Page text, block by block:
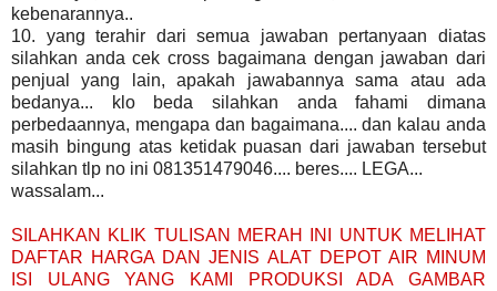
kebenarannya..
10. yang terahir dari semua jawaban pertanyaan diatas
silahkan anda cek cross bagaimana dengan jawaban dari
penjual yang lain, apakah jawabannya sama atau ada
bedanya... klo beda silahkan anda fahami dimana
perbedaannya, mengapa dan bagaimana.... dan kalau anda
masih bingung atas ketidak puasan dari jawaban tersebut
silahkan tlp no ini 081351479046.... beres.... LEGA...
wassalam...
SILAHKAN KLIK TULISAN MERAH INI UNTUK MELIHAT
DAFTAR HARGA DAN JENIS ALAT DEPOT AIR MINUM
ISI ULANG YANG KAMI PRODUKSI ADA GAMBAR